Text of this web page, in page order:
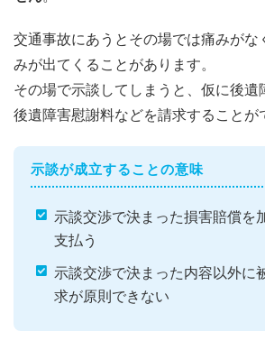
交通事故にあうとその場では痛みがな
みが出てくることがあります。
その場で示談してしまうと、仮に後遺
後遺障害慰謝料などを請求することが
示談が成立することの意味
示談交渉で決まった損害賠償を
支払う
示談交渉で決まった内容以外に
求が原則できない